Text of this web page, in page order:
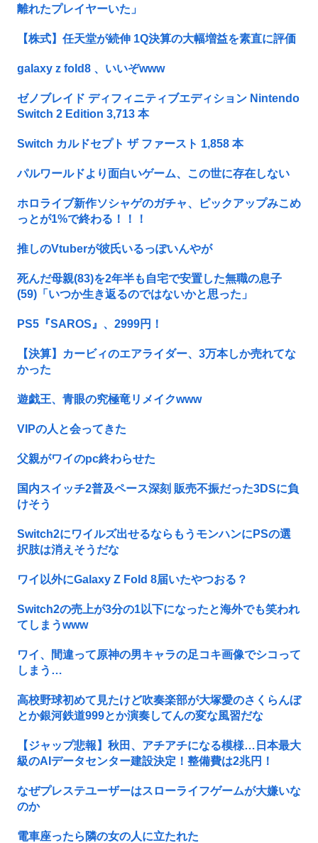
離れたプレイヤーいた」
【株式】任天堂が続伸 1Q決算の大幅増益を素直に評価
galaxy z fold8 、いいぞwww
ゼノブレイド ディフィニティブエディション Nintendo
Switch 2 Edition 3,713 本
Switch カルドセプト ザ ファースト 1,858 本
パルワールドより面白いゲーム、この世に存在しない
ホロライブ新作ソシャゲのガチャ、ピックアップみこめ
っとが1%で終わる！！！
推しのVtuberが彼氏いるっぽいんやが
死んだ母親(83)を2年半も自宅で安置した無職の息子
(59)「いつか生き返るのではないかと思った」
PS5『SAROS』、2999円！
【決算】カービィのエアライダー、3万本しか売れてな
かった
遊戯王、青眼の究極竜リメイクwww
VIPの人と会ってきた
父親がワイのpc終わらせた
国内スイッチ2普及ペース深刻 販売不振だった3DSに負
けそう
Switch2にワイルズ出せるならもうモンハンにPSの選
択肢は消えそうだな
ワイ以外にGalaxy Z Fold 8届いたやつおる？
Switch2の売上が3分の1以下になったと海外でも笑われ
てしまうwww
ワイ、間違って原神の男キャラの足コキ画像でシコって
しまう…
高校野球初めて見たけど吹奏楽部が大塚愛のさくらんぼ
とか銀河鉄道999とか演奏してんの変な風習だな
【ジャップ悲報】秋田、アチアチになる模様…日本最大
級のAIデータセンター建設決定！整備費は2兆円！
なぜプレステユーザーはスローライフゲームが大嫌いな
のか
電車座ったら隣の女の人に立たれた